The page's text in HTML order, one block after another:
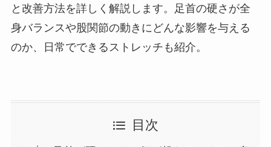
と改善方法を詳しく解説します。足首の硬さが全
身バランスや股関節の動きにどんな影響を与える
のか、日常でできるストレッチも紹介。
目次